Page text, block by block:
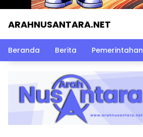
ARAHNUSANTARA.NET
Beranda Berita Pemerintahan